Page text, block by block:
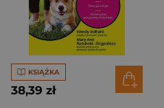
KSIĄŻKA
38,39 zł